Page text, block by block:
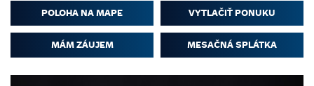
POLOHA NA MAPE VYTLAČIŤ PONUKU
MÁM ZÁUJEM MESAČNÁ SPLÁTKA